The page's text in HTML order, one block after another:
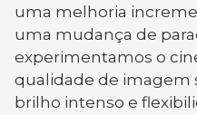
uma melhoria
uma mudança de
experimentamos o
qualidade de imagem
brilho intenso e